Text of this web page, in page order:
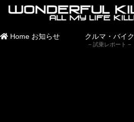
Home お知らせ クルマ・バイク
試乗レポート